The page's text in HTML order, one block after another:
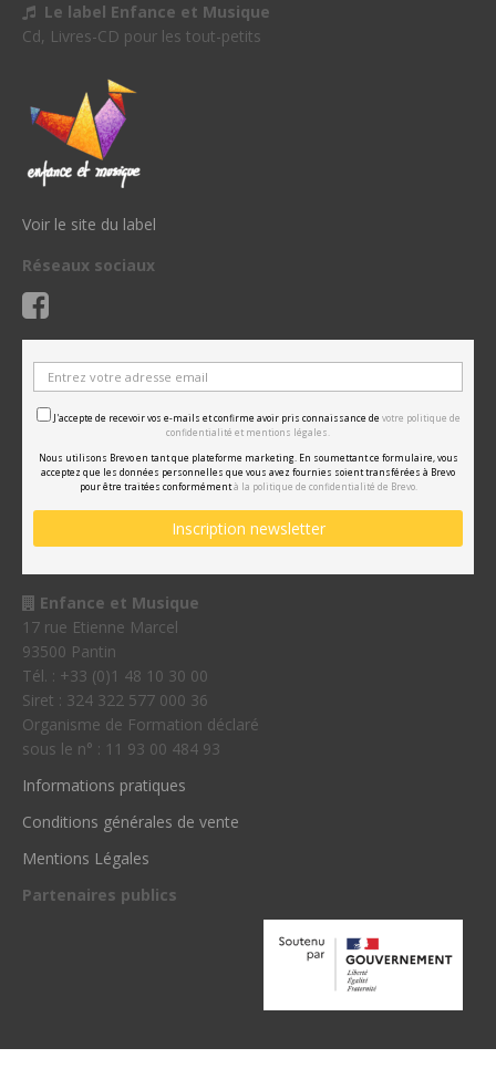
Le label Enfance et Musique
Cd, Livres-CD pour les tout-petits
Voir le site du label
Réseaux sociaux
J'accepte de recevoir vos e-mails et confirme avoir pris connaissance de votre politique de
confidentialité et mentions légales.
Nous utilisons Brevo en tant que plateforme marketing. En soumettant ce formulaire, vous
acceptez que les données personnelles que vous avez fournies soient transférées à Brevo
pour être traitées conformémentà la politique de confidentialité de Brevo.
Enfance et Musique
17 rue Etienne Marcel
93500 Pantin
Tél. : +33 (0)1 48 10 30 00
Siret : 324 322 577 000 36
Organisme de Formation déclaré
sous le n° : 11 93 00 484 93
Informations pratiques
Conditions générales de vente
Mentions Légales
Partenaires publics